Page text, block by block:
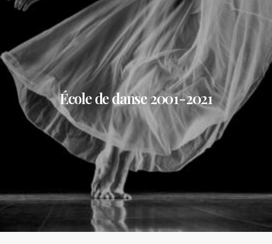
École de danse 2001-2021